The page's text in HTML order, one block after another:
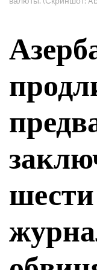
шести